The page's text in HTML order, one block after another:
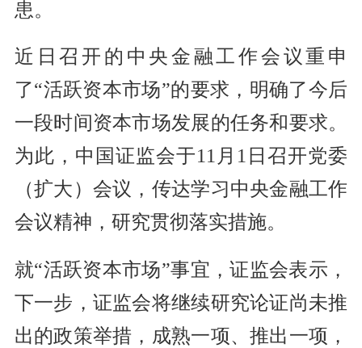
患。
近日召开的中央金融工作会议重申
了“活跃资本市场”的要求，明确了今后
一段时间资本市场发展的任务和要求。
为此，中国证监会于11月1日召开党委
（扩大）会议，传达学习中央金融工作
会议精神，研究贯彻落实措施。
就“活跃资本市场”事宜，证监会表示，
下一步，证监会将继续研究论证尚未推
出的政策举措，成熟一项、推出一项，